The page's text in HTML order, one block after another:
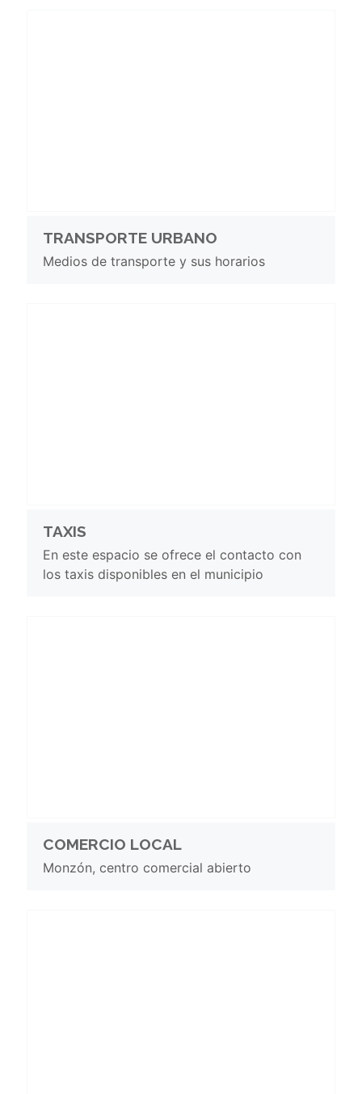
TRANSPORTE URBANO
Medios de transporte y sus horarios
TAXIS
En este espacio se ofrece el contacto con
los taxis disponibles en el municipio
COMERCIO LOCAL
Monzón, centro comercial abierto